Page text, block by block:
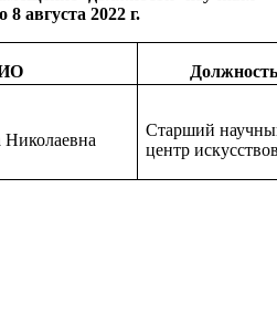
августа 2022 г.
Старший
центр